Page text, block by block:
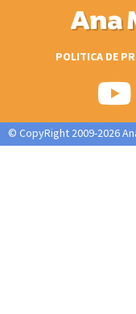
Ana
POLITICA DE
© CopyRight 2009-2026